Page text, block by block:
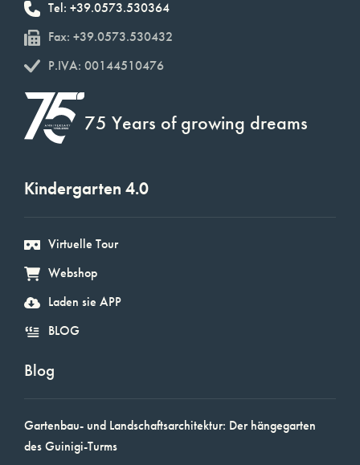
Tel: +39.0573.530364
Fax: +39.0573.530432
P.IVA: 00144510476
75 Years of growing dreams
Kindergarten 4.0
Virtuelle Tour
Webshop
Laden sie APP
BLOG
Blog
Gartenbau- und Landschaftsarchitektur: Der hängegarten
des Guinigi-Turms